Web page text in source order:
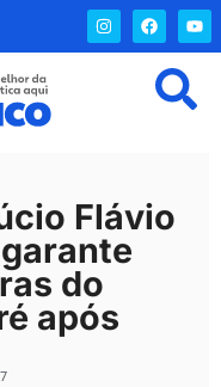
Flávio
do
após